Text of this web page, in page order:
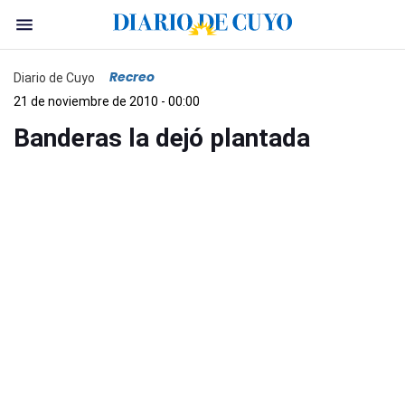
Diario de Cuyo Recreo
21 de noviembre de 2010 - 00:00
Banderas la dejó plantada